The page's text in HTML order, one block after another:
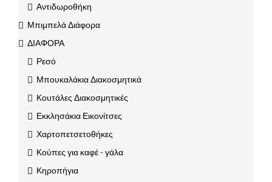
Αντιδωροθήκη
Μπιμπελά Διάφορα
ΔΙΑΦΟΡΑ
Ρεσό
Μπουκαλάκια Διακοσμητικά
Κουτάλες Διακοσμητικές
Εκκλησάκια Εικονίτσες
Χαρτοπετσετοθήκες
Κούπες για καφέ - γάλα
Κηροπήγια